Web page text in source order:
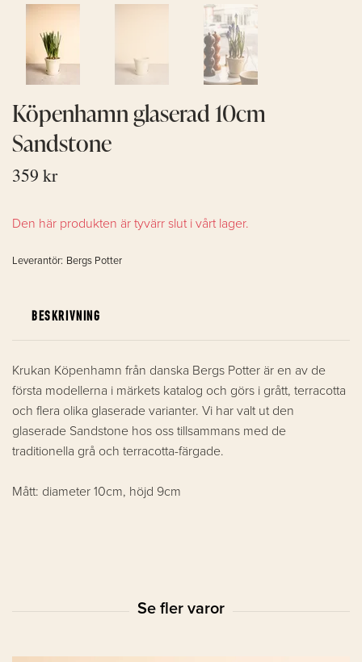
Köpenhamn glaserad 10cm
Sandstone
359 kr
Den här produkten är tyvärr slut i vårt lager.
Leverantör: Bergs Potter
BESKRIVNING
Krukan Köpenhamn från danska Bergs Potter är en av de
första modellerna i märkets katalog och görs i grått, terracotta
och flera olika glaserade varianter. Vi har valt ut den
glaserade Sandstone hos oss tillsammans med de
traditionella grå och terracotta-färgade.
Mått: diameter 10cm, höjd 9cm